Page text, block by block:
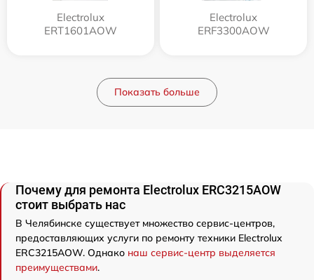
Electrolux
ERT1601AOW
Electrolux
ERF3300AOW
Показать больше
Почему для ремонта Electrolux ERC3215AOW
стоит выбрать нас
В Челябинске существует множество сервис-центров,
предоставляющих услуги по ремонту техники Electrolux
ERC3215AOW. Однако наш сервис-центр выделяется
преимуществами.